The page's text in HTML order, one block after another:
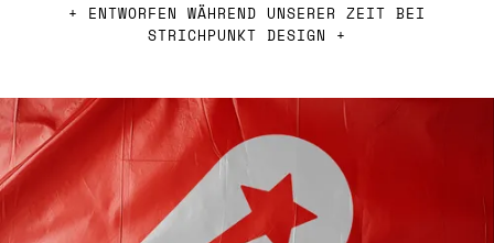
+ ENTWORFEN WÄHREND UNSERER ZEIT BEI
STRICHPUNKT DESIGN +